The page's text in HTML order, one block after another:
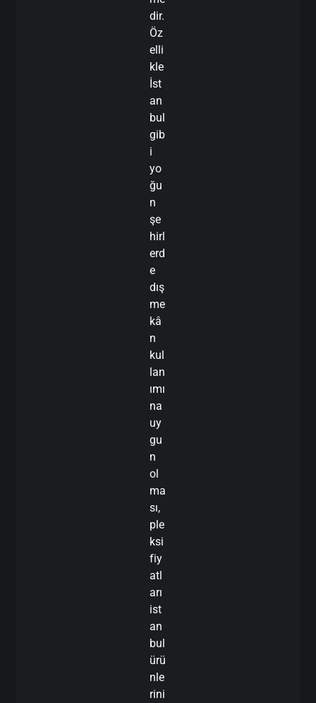
dir.
Öz
elli
kle
İst
an
bul
gib
i
yo
ğu
n
şe
hirl
erd
e
dış
me
kâ
n
kul
lan
ımı
na
uy
gu
n
ol
ma
sı,
ple
ksi
fiy
atl
arı
ist
an
bul
ürü
nle
rini